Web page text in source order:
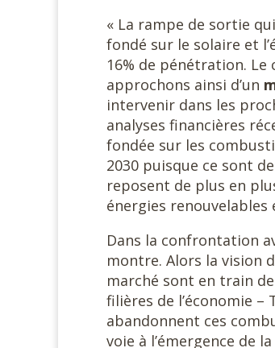
« La rampe de sortie
fondé sur le solaire et
16% de pénétration. Le
approchons ainsi d’un
intervenir dans les
analyses financières
fondée sur les
2030 puisque ce sont
reposent de plus en
énergies
Dans la confrontation
montre. Alors la vision
marché sont en train
filières de l’économie
abandonnent ces
voie à l’émergence de